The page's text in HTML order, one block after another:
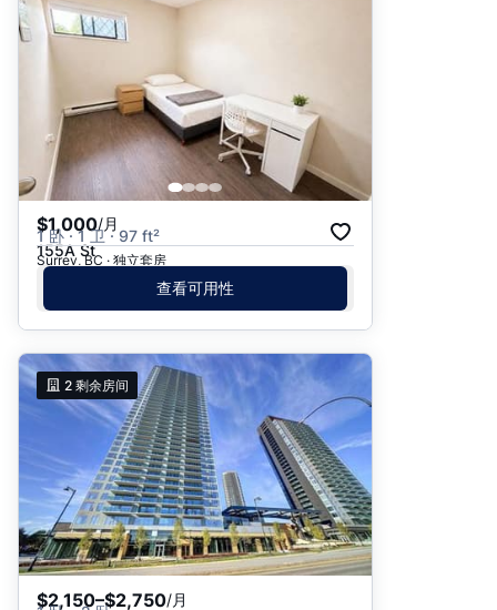
$1,000/月
1 卧 · 1 卫 · 97 ft²
155A St
Surrey, BC · 独立套房
查看可用性
2 剩余房间
$2,150–$2,750/月